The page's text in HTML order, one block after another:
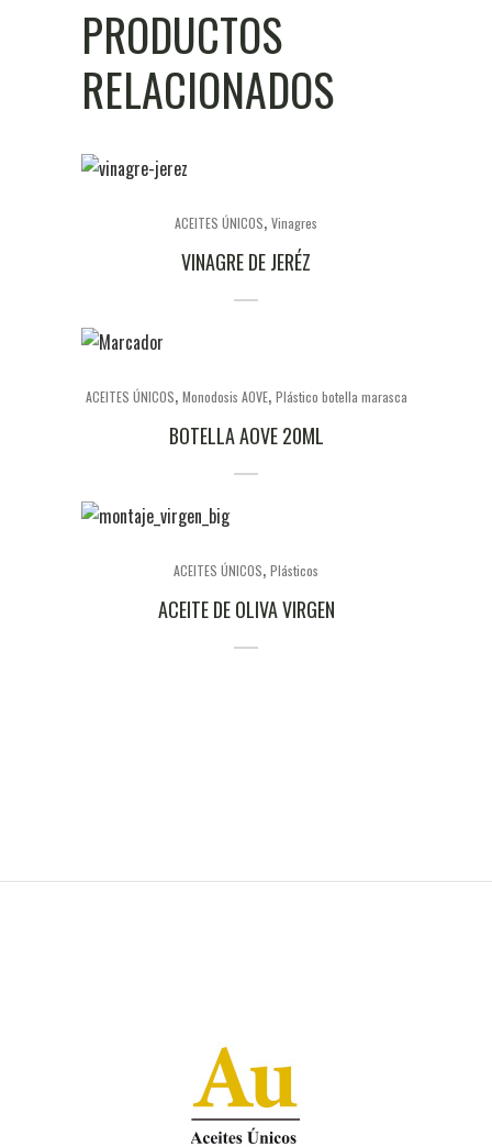
PRODUCTOS
RELACIONADOS
ACEITES ÚNICOS, Vinagres
VINAGRE DE JERÉZ
ACEITES ÚNICOS, Monodosis AOVE, Plástico botella marasca
BOTELLA AOVE 20ML
ACEITES ÚNICOS, Plásticos
ACEITE DE OLIVA VIRGEN